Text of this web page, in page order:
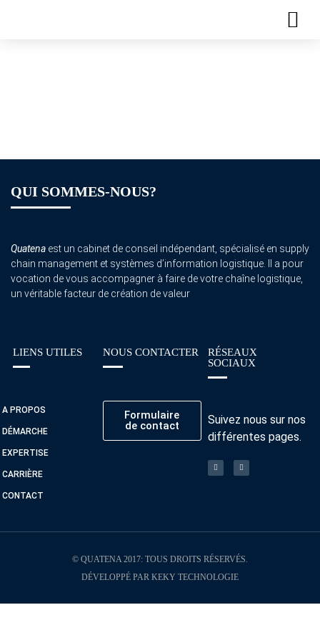
QUI SOMMES-NOUS?
Quatena est un cabinet de conseil indépendant, spécialisé en supply
chain management et systèmes d’information logistique. Il a pour
vocation de vous accompagner à faire de votre chaîne logistique,
un véritable facteur de création de valeur
LIENS UTILES
A PROPOS
DÉMARCHE
EXPERTISE
CARRIÈRE
CONTACT
NOUS CONTACTER
Formulaire
de contact
RÉSEAUX
SOCIAUX
Suivez nous sur nos
différentes pages.
© QUATENA 2017: TOUS DROITS RÉSERVÉS.
DÉVELOPPÉ PAR KEKY TECHNOLOGIE